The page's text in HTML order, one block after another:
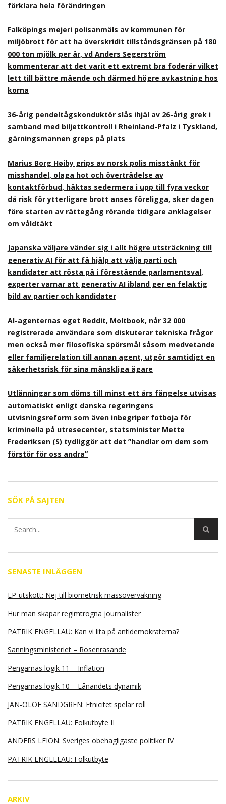
förklara hela förändringen
Falköpings mejeri polisanmäls av kommunen för
miljöbrott för att ha överskridit tillståndsgränsen på 180
000 ton mjölk per år, vd Anders Segerström
kommenterar att det varit ett extremt bra foderår vilket
lett till bättre mående och därmed högre avkastning hos
korna
36-årig pendeltågskonduktör slås ihjäl av 26-årig grek i
samband med biljettkontroll i Rheinland-Pfalz i Tyskland,
gärningsmannen greps på plats
Marius Borg Høiby grips av norsk polis misstänkt för
misshandel, olaga hot och överträdelse av
kontaktförbud, häktas sedermera i upp till fyra veckor
då risk för ytterligare brott anses föreligga, sker dagen
före starten av rättegång rörande tidigare anklagelser
om våldtäkt
Japanska väljare vänder sig i allt högre utsträckning till
generativ AI för att få hjälp att välja parti och
kandidater att rösta på i förestående parlamentsval,
experter varnar att generativ AI ibland ger en felaktig
bild av partier och kandidater
AI-agenternas eget Reddit, Moltbook, når 32 000
registrerade användare som diskuterar tekniska frågor
men också mer filosofiska spörsmål såsom medvetande
eller familjerelation till annan agent, utgör samtidigt en
säkerhetsrisk för sina mänskliga ägare
Utlänningar som döms till minst ett års fängelse utvisas
automatiskt enligt danska regeringens
utvisningsreform som även inbegriper fotboja för
kriminella på utresecenter, statsminister Mette
Frederiksen (S) tydliggör att det ”handlar om dem som
förstör för oss andra”
SÖK PÅ SAJTEN
SENASTE INLÄGGEN
EP-utskott: Nej till biometrisk massövervakning
Hur man skapar regimtrogna journalister
PATRIK ENGELLAU: Kan vi lita på antidemokraterna?
Sanningsministeriet – Rosenrasande
Pengarnas logik 11 – Inflation
Pengarnas logik 10 – Lånandets dynamik
JAN-OLOF SANDGREN: Etnicitet spelar roll
PATRIK ENGELLAU: Folkutbyte II
ANDERS LEION: Sveriges obehagligaste politiker IV
PATRIK ENGELLAU: Folkutbyte
ARKIV